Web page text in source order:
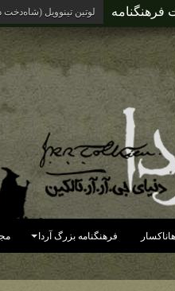
فرهنگنامه لوتین تینوویل (شاه‌دخت
فرهنگنامه بزرگ آردا